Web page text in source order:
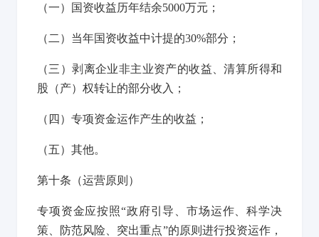
（一）国资收益历年结余5000万元；
（二）当年国资收益中计提的30%部分；
（三）剥离企业非主业资产的收益、清算所得和
股（产）权转让的部分收入；
（四）专项资金运作产生的收益；
（五）其他。
第十条 （运营原则）
专项资金应按照“政府引导、市场运作、科学决
策、防范风险、突出重点”的原则进行投资运作，